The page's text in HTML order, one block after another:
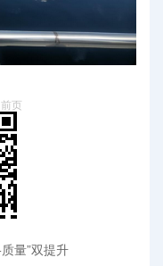
页
量”双提升